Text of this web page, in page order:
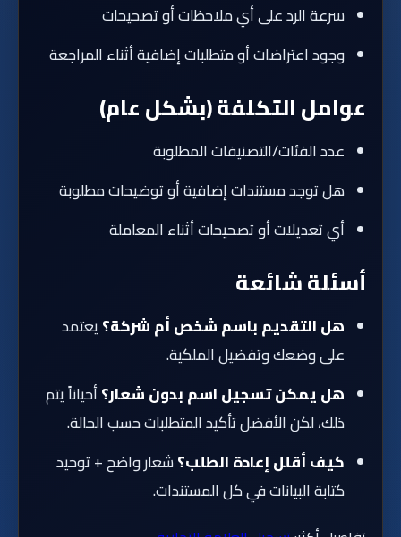
سرعة الرد على أي ملاحظات أو تصحيحات
وجود اعتراضات أو متطلبات إضافية أثناء المراجعة
عوامل التكلفة (بشكل عام)
عدد الفئات/التصنيفات المطلوبة
هل توجد مستندات إضافية أو توضيحات مطلوبة
أي تعديلات أو تصحيحات أثناء المعاملة
أسئلة شائعة
هل التقديم باسم شخص أم شركة؟يعتمد
على وضعك وتفضيل الملكية.
هل يمكن تسجيل اسم بدون شعار؟أحياناً يتم
ذلك، لكن الأفضل تأكيد المتطلبات حسب الحالة.
كيف أقلل إعادة الطلب؟شعار واضح + توحيد
كتابة البيانات في كل المستندات.